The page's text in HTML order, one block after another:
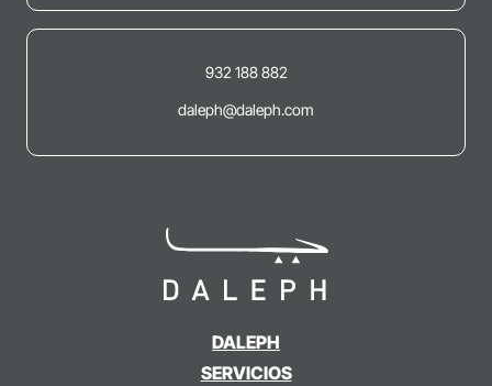
DALEPH
SERVICIOS
932 188 882
daleph@daleph.com